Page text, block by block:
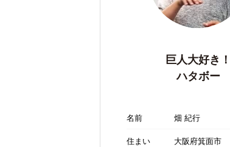
巨人大好き！
ハタボー
名前
畑 紀行
住まい
大阪府箕面市